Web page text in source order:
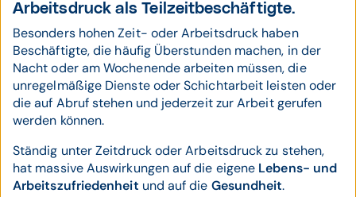
Arbeitsdruck als Teilzeitbeschäftigte.
Besonders hohen Zeit- oder Arbeitsdruck haben
Beschäftigte, die häufig Überstunden machen, in der
Nacht oder am Wochenende arbeiten müssen, die
unregelmäßige Dienste oder Schichtarbeit leisten oder
die auf Abruf stehen und jederzeit zur Arbeit gerufen
werden können.
Ständig unter Zeitdruck oder Arbeitsdruck zu stehen,
hat massive Auswirkungen auf die eigene Lebens- und
Arbeitszufriedenheit und auf die Gesundheit.